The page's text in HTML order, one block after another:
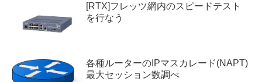
[RTX]フレッツ網内のスピードテスト
を行なう
各種ルーターのIPマスカレード(NAPT)
最大セッション数調べ